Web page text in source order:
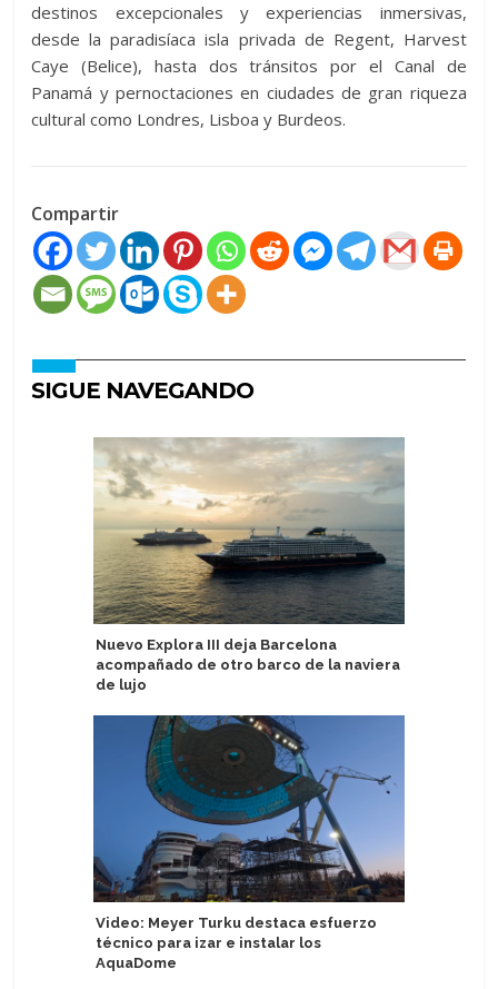
destinos excepcionales y experiencias inmersivas,
desde la paradisíaca isla privada de Regent, Harvest
Caye (Belice), hasta dos tránsitos por el Canal de
Panamá y pernoctaciones en ciudades de gran riqueza
cultural como Londres, Lisboa y Burdeos.
Compartir
SIGUE NAVEGANDO
Nuevo Explora III deja Barcelona
acompañado de otro barco de la naviera
de lujo
Video: Meyer Turku destaca esfuerzo
técnico para izar e instalar los
AquaDome